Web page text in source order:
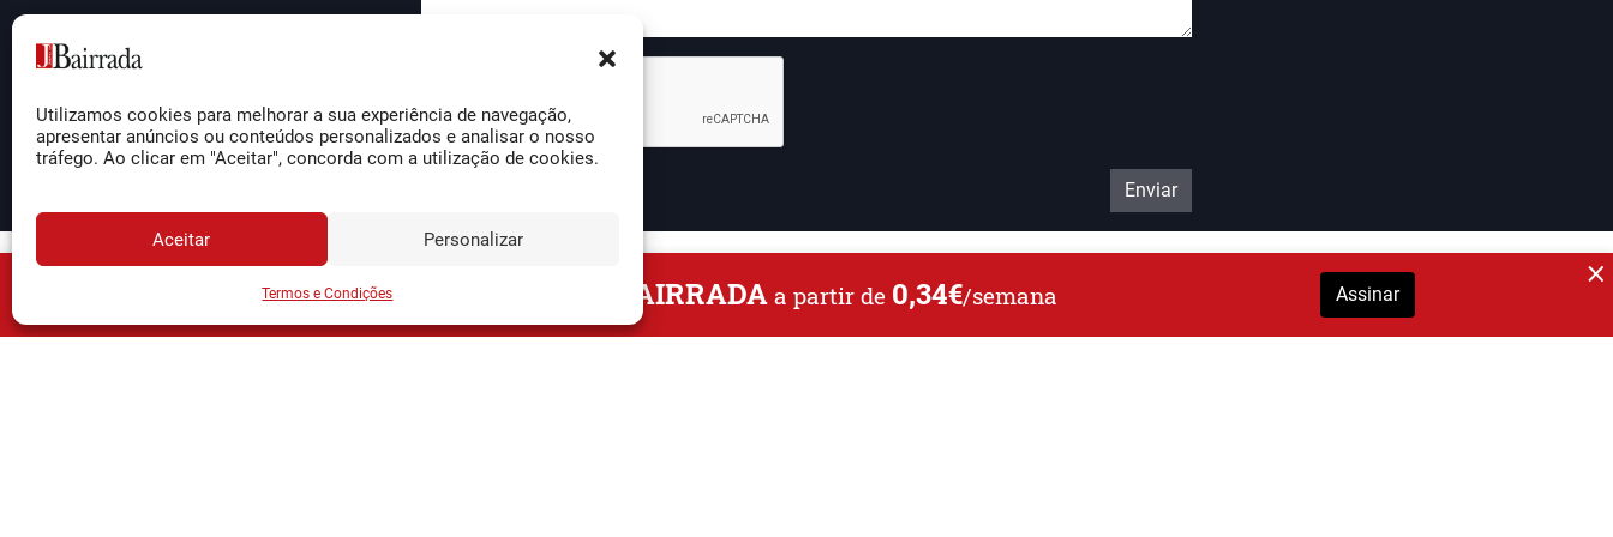
Utilizamos cookies para melhorar a sua experiência de navegação,
apresentar anúncios ou conteúdos personalizados e analisar o nosso
tráfego. Ao clicar em "Aceitar", concorda com a utilização de cookies.
Aceitar Personalizar
Termos e Condições
Enviar
Assine o JORNAL DA BAIRRADA a partir de 0,34€/semana Assinar